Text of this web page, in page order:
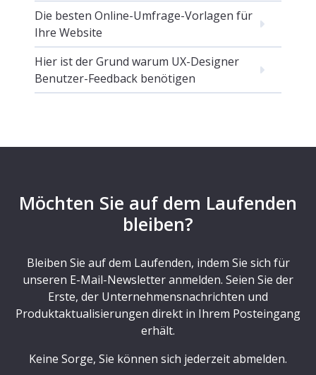
Die besten Online-Umfrage-Vorlagen für
Ihre Website
Hier ist der Grund warum UX-Designer
Benutzer-Feedback benötigen
Möchten Sie auf dem Laufenden
bleiben?
Bleiben Sie auf dem Laufenden, indem Sie sich für
unseren E-Mail-Newsletter anmelden. Seien Sie der
Erste, der Unternehmensnachrichten und
Produktaktualisierungen direkt in Ihrem Posteingang
erhält.
Keine Sorge, Sie können sich jederzeit abmelden.